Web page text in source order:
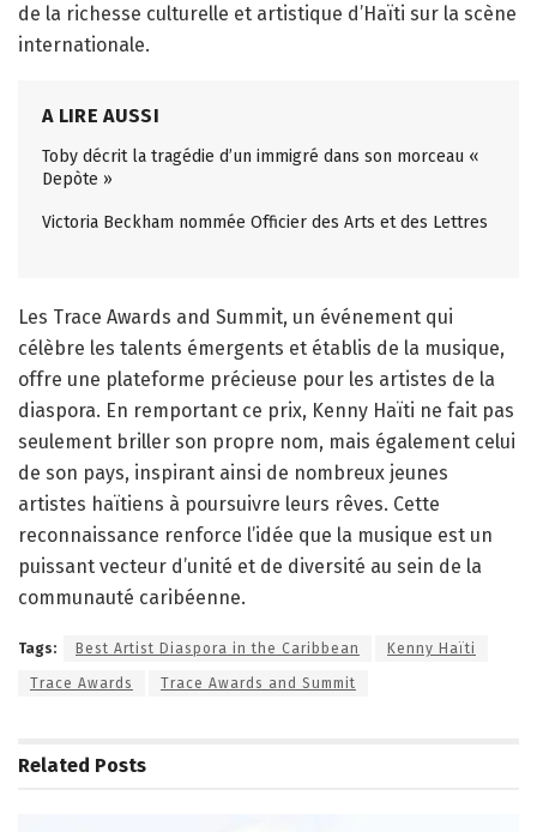
de la richesse culturelle et artistique d’Haïti sur la scène
internationale.
A LIRE AUSSI
Toby décrit la tragédie d’un immigré dans son morceau «
Depòte »
Victoria Beckham nommée Officier des Arts et des Lettres
Les Trace Awards and Summit, un événement qui
célèbre les talents émergents et établis de la musique,
offre une plateforme précieuse pour les artistes de la
diaspora. En remportant ce prix, Kenny Haïti ne fait pas
seulement briller son propre nom, mais également celui
de son pays, inspirant ainsi de nombreux jeunes
artistes haïtiens à poursuivre leurs rêves. Cette
reconnaissance renforce l’idée que la musique est un
puissant vecteur d’unité et de diversité au sein de la
communauté caribéenne.
Tags: Best Artist Diaspora in the Caribbean Kenny Haïti
Trace Awards Trace Awards and Summit
Related Posts